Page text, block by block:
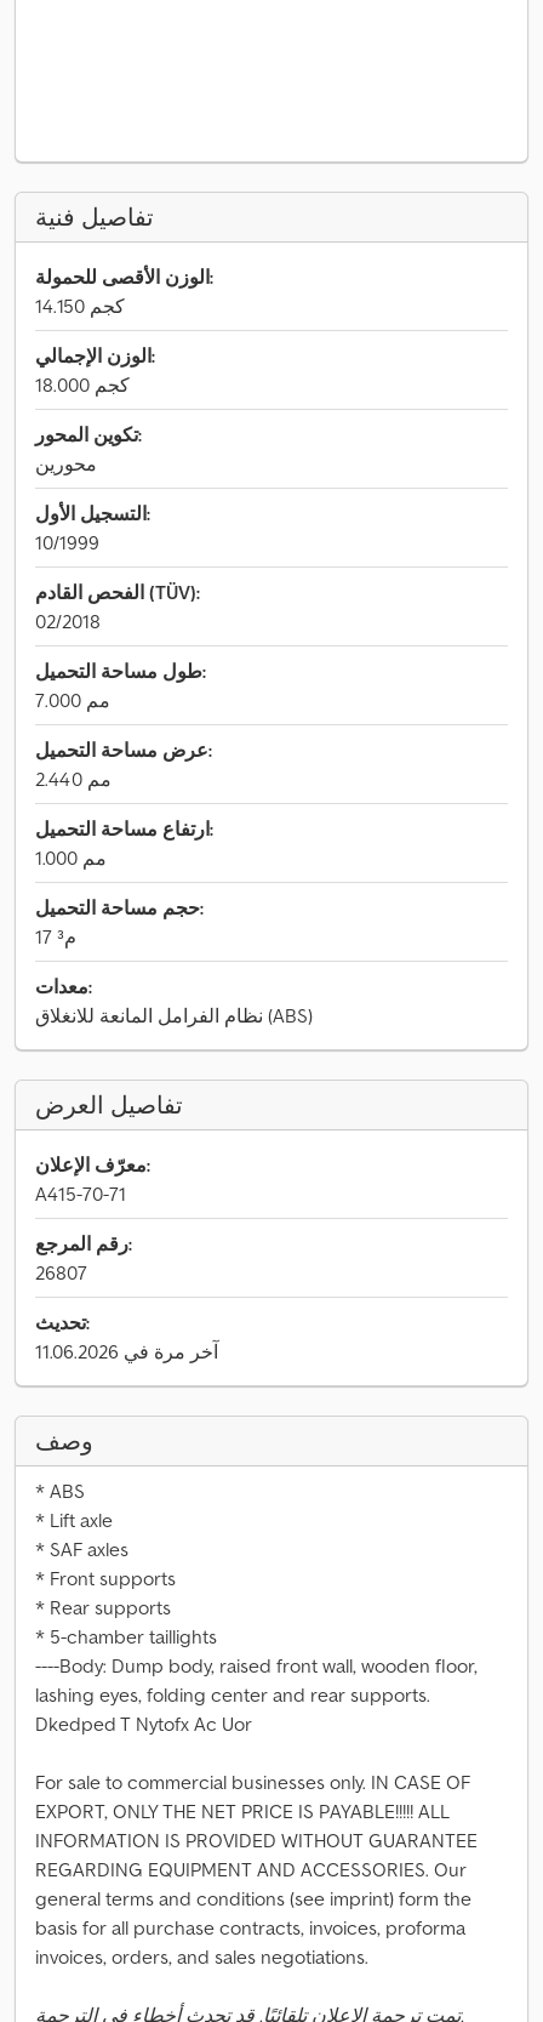
تفاصيل فنية
الوزن الأقصى للحمولة:
14.150 كجم
الوزن الإجمالي:
18.000 كجم
تكوين المحور:
محورين
التسجيل الأول:
10/1999
الفحص القادم (TÜV):
02/2018
طول مساحة التحميل:
7.000 مم
عرض مساحة التحميل:
2.440 مم
ارتفاع مساحة التحميل:
1.000 مم
حجم مساحة التحميل:
17 م³
معدات:
نظام الفرامل المانعة للانغلاق (ABS)
تفاصيل العرض
معرّف الإعلان:
A415-70-71
رقم المرجع:
26807
تحديث:
آخر مرة في 11.06.2026
وصف
* ABS
* Lift axle
* SAF axles
* Front supports
* Rear supports
* 5-chamber taillights
----Body: Dump body, raised front wall, wooden floor,
lashing eyes, folding center and rear supports.
Dkedped T Nytofx Ac Uor
For sale to commercial businesses only. IN CASE OF
EXPORT, ONLY THE NET PRICE IS PAYABLE!!!!! ALL
INFORMATION IS PROVIDED WITHOUT GUARANTEE
REGARDING EQUIPMENT AND ACCESSORIES. Our
general terms and conditions (see imprint) form the
basis for all purchase contracts, invoices, proforma
invoices, orders, and sales negotiations.
تمت ترجمة الإعلان تلقائيًا. قد تحدث أخطاء في الترجمة.